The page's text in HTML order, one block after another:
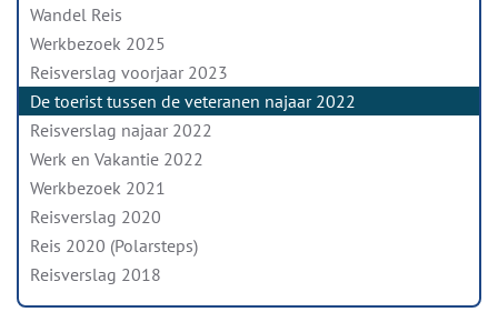
Wandel Reis
Werkbezoek 2025
Reisverslag voorjaar 2023
De toerist tussen de veteranen najaar 2022
Reisverslag najaar 2022
Werk en Vakantie 2022
Werkbezoek 2021
Reisverslag 2020
Reis 2020 (Polarsteps)
Reisverslag 2018